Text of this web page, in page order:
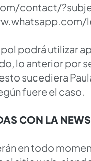
contact/
podrá utilizar
lo anterior por
sucediera
fuere el caso.
CON LA
en todo